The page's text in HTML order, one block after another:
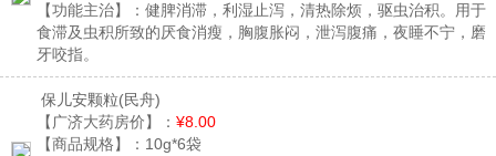
【功能主治】： 健脾消滞，利湿止泻，清热除烦，驱虫治积。用于
食滞及虫积所致的厌食消瘦，胸腹胀闷，泄泻腹痛，夜睡不宁，磨
牙咬指。
保儿安颗粒(民舟)
【广济大药房价】： ¥8.00
【商品规格】： 10g*6袋